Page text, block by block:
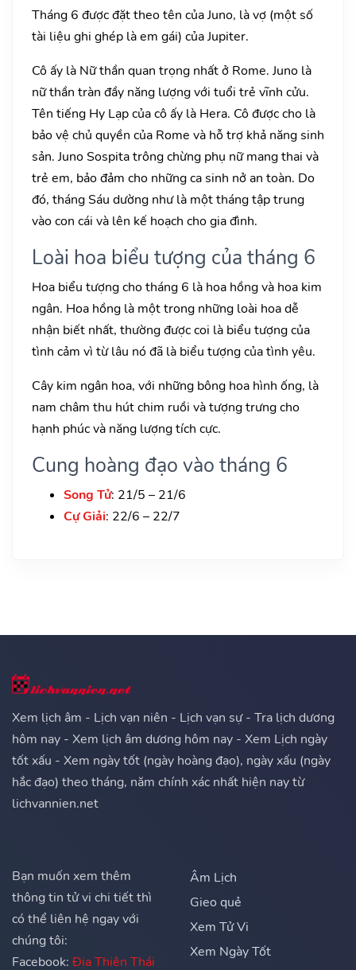
Tháng 6 được đặt theo tên của Juno, là vợ (một số
tài liệu ghi ghép là em gái) của Jupiter.
Cô ấy là Nữ thần quan trọng nhất ở Rome. Juno là
nữ thần tràn đầy năng lượng với tuổi trẻ vĩnh cửu.
Tên tiếng Hy Lạp của cô ấy là Hera. Cô được cho là
bảo vệ chủ quyền của Rome và hỗ trợ khả năng sinh
sản. Juno Sospita trông chừng phụ nữ mang thai và
trẻ em, bảo đảm cho những ca sinh nở an toàn. Do
đó, tháng Sáu dường như là một tháng tập trung
vào con cái và lên kế hoạch cho gia đình.
Loài hoa biểu tượng của tháng 6
Hoa biểu tượng cho tháng 6 là hoa hồng và hoa kim
ngân. Hoa hồng là một trong những loài hoa dễ
nhận biết nhất, thường được coi là biểu tượng của
tình cảm vì từ lâu nó đã là biểu tượng của tình yêu.
Cây kim ngân hoa, với những bông hoa hình ống, là
nam châm thu hút chim ruồi và tượng trưng cho
hạnh phúc và năng lượng tích cực.
Cung hoàng đạo vào tháng 6
Song Tử: 21/5 – 21/6
Cự Giải: 22/6 – 22/7
Xem lịch âm - Lịch vạn niên - Lịch vạn sự - Tra lịch dương
hôm nay - Xem lịch âm dương hôm nay - Xem Lịch ngày
tốt xấu - Xem ngày tốt (ngày hoàng đạo), ngày xấu (ngày
hắc đạo) theo tháng, năm chính xác nhất hiện nay từ
lichvannien.net
Bạn muốn xem thêm
thông tin tử vi chi tiết thì
có thể liên hệ ngay với
chúng tôi:
Facebook: Địa Thiên Thái
Âm Lịch
Gieo quẻ
Xem Tử Vi
Xem Ngày Tốt